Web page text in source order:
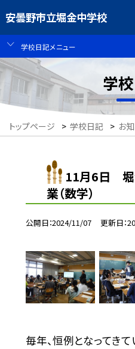
安曇野市立堀金中学校
学校日記メニュー
学
トップページ > 学校日記 > お
11月6日 堀
業（数学）
公開日 2024/11/07 更新日
毎年、恒例となってき